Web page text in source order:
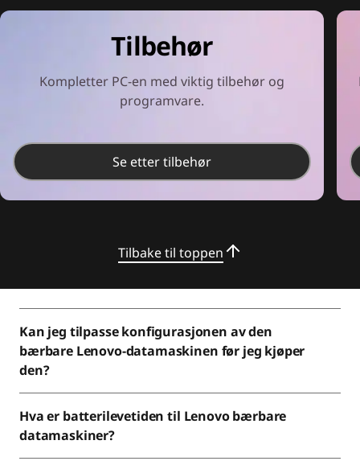
Tilbehør
Kompletter PC-en med viktig tilbehør og
programvare.
Se etter tilbehør
Tilbake til toppen
Kan jeg tilpasse konfigurasjonen av den
bærbare Lenovo-datamaskinen før jeg kjøper
den?
Hva er batterilevetiden til Lenovo bærbare
datamaskiner?